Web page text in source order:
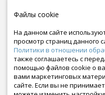
Файлы cookie
На данном сайте
просмотр страниц данного
Политики в отношении
также соглашаетесь с
помощью файлов cookie о
вами маркетинговых
сайте. Если вы не